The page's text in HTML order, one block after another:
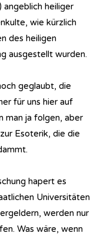
angeblich heiliger
wie kürzlich
des heiligen
ausgestellt wurden.
geglaubt, die
für uns hier auf
man ja folgen, aber
Esoterik, die die
hapert es
Universitäten
werden nur
Was wäre, wenn